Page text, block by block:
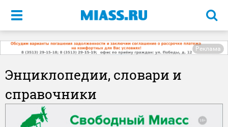
Меню
Реклама
Энциклопедии, словари и
справочники